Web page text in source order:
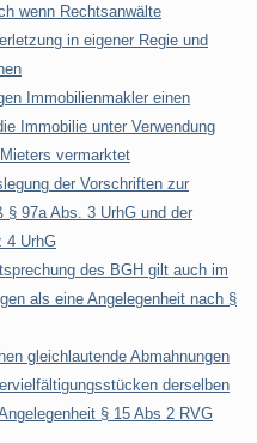
wenn Rechtsanwälte
in eigener Regie und
Immobilienmakler einen
Immobilie unter Verwendung
vermarktet
der Vorschriften zur
§ 97a Abs. 3 UrhG und der
4 UrhG
des BGH gilt auch im
als eine Angelegenheit nach §
gleichlautende Abmahnungen
derselben
§ 15 Abs 2 RVG